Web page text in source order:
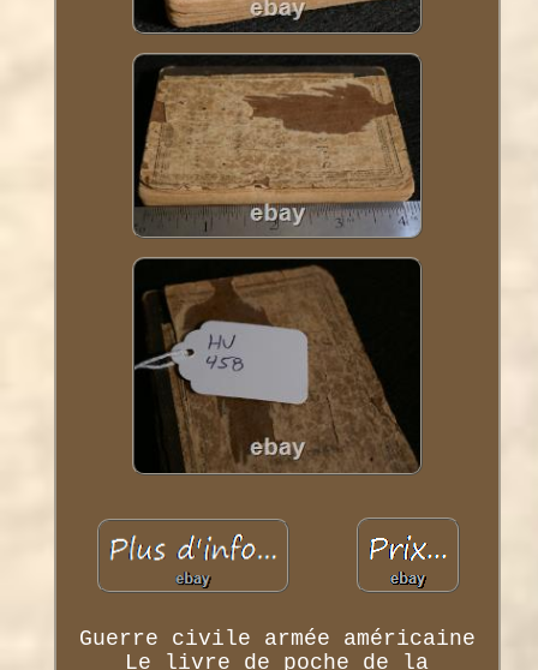
Guerre civile armée américaine
Le livre de poche de la